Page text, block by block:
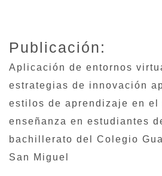
Publicación:
Aplicación de entornos
estrategias de innovación
estilos de aprendizaje en el
enseñanza en estudiantes
bachillerato del Colegio
San Miguel